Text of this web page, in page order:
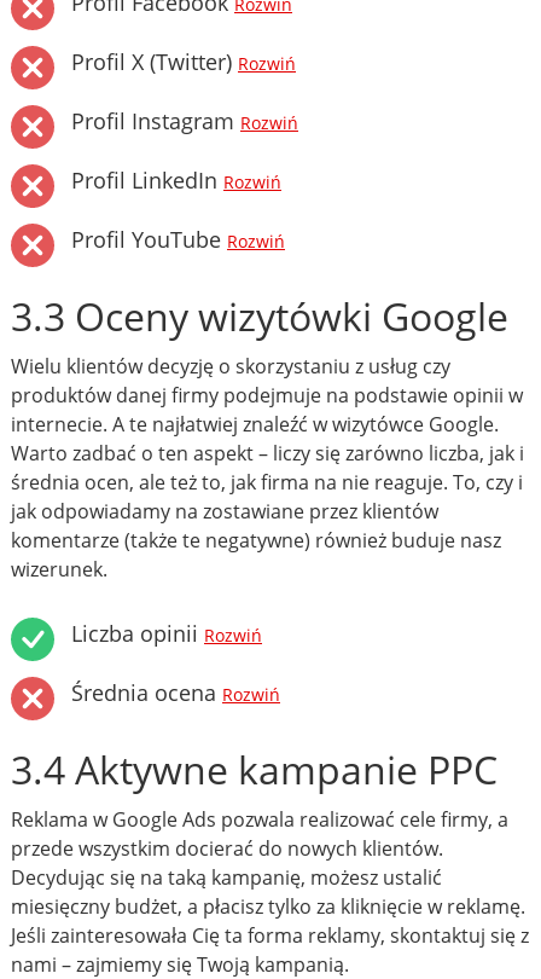
Rozwiń
Profil X (Twitter) Rozwiń
Profil Instagram Rozwiń
Profil LinkedIn Rozwiń
Profil YouTube Rozwiń
3.3 Oceny wizytówki Google
Wielu klientów decyzję o skorzystaniu z usług czy
produktów danej firmy podejmuje na podstawie opinii w
internecie. A te najłatwiej znaleźć w wizytówce Google.
Warto zadbać o ten aspekt – liczy się zarówno liczba, jak i
średnia ocen, ale też to, jak firma na nie reaguje. To, czy i
jak odpowiadamy na zostawiane przez klientów
komentarze (także te negatywne) również buduje nasz
wizerunek.
Liczba opinii Rozwiń
Średnia ocena Rozwiń
3.4 Aktywne kampanie PPC
Reklama w Google Ads pozwala realizować cele firmy, a
przede wszystkim docierać do nowych klientów.
Decydując się na taką kampanię, możesz ustalić
miesięczny budżet, a płacisz tylko za kliknięcie w reklamę.
Jeśli zainteresowała Cię ta forma reklamy, skontaktuj się z
nami – zajmiemy się Twoją kampanią.